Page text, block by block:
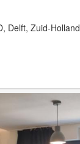
Delft, Zuid-Holland